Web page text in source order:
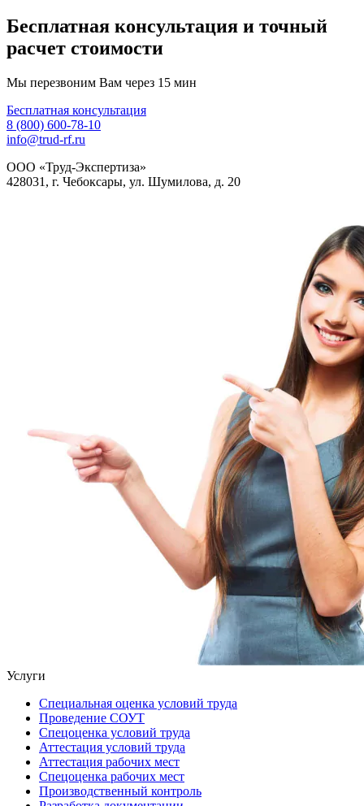
Бесплатная консультация и точный
расчет стоимости
Мы перезвоним Вам через 15 мин
Бесплатная консультация
8 (800) 600-78-10
info@trud-rf.ru
ООО «Труд-Экспертиза»
428031, г. Чебоксары, ул. Шумилова, д. 20
Услуги
Специальная оценка условий труда
Проведение СОУТ
Спецоценка условий труда
Аттестация условий труда
Аттестация рабочих мест
Спецоценка рабочих мест
Производственный контроль